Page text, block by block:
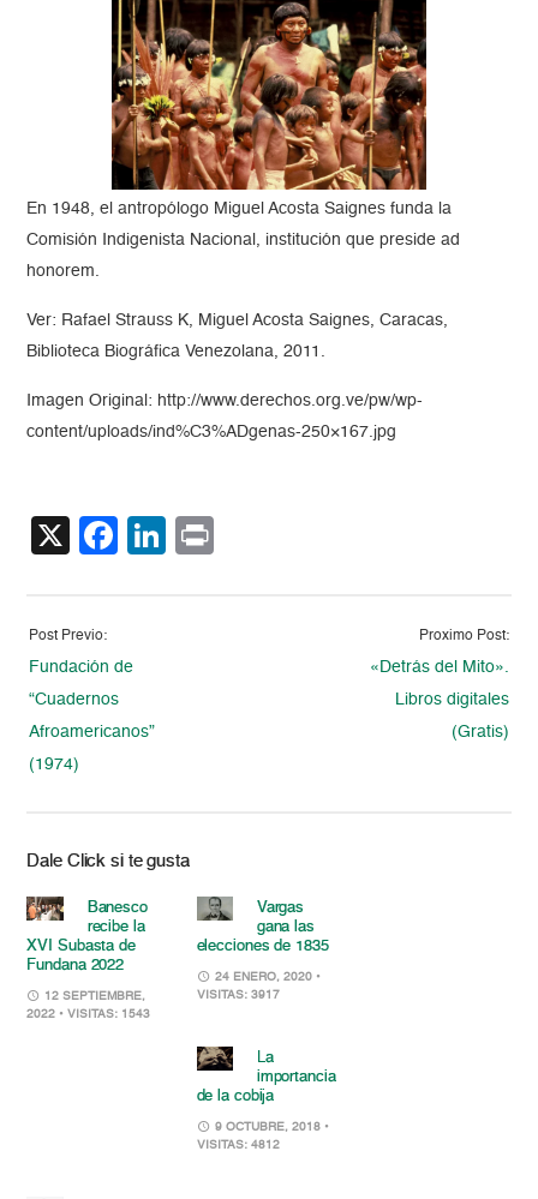
En 1948, el antropólogo Miguel Acosta Saignes funda la
Comisión Indigenista Nacional, institución que preside ad
honorem.
Ver: Rafael Strauss K, Miguel Acosta Saignes, Caracas,
Biblioteca Biográfica Venezolana, 2011.
Imagen Original: http://www.derechos.org.ve/pw/wp-
content/uploads/ind%C3%ADgenas-250×167.jpg
X Facebook
LinkedIn
Post Previo:
Fundación de
“Cuadernos
Afroamericanos”
(1974)
Proximo Post:
«Detrás del Mito».
Libros digitales
(Gratis)
Dale Click si te gusta
Banesco
recibe la
XVI Subasta de
Fundana 2022
12 SEPTIEMBRE,
2022 • VISITAS: 1543
Vargas
gana las
elecciones de 1835
24 ENERO, 2020 •
VISITAS: 3917
La
importancia
de la cobija
9 OCTUBRE, 2018 •
VISITAS: 4812